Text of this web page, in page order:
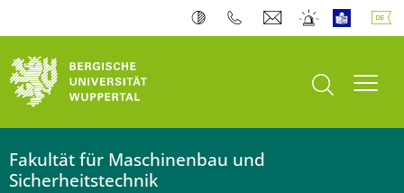
Suche öffnen
Fakultät für Maschinenbau und
Sicherheitstechnik